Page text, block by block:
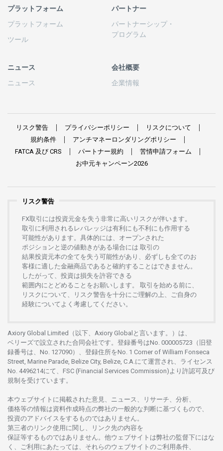
プラットフォーム
プラットフォーム
ツール
パートナー
パートナーシップ・
プログラム
ニュース
ニュース
会社概要
企業情報
リスク警告 プライバシーポリシー
リスクについて
規約条件
アンチマネーロンダリングポリシー
FATCA 及び CRS パートナー規約 苦情申請フォーム
お中元キャンペーン2026
リスク警告
FX取引には投資元金を失う 非常に高い リスクが伴います。
取引に利用さ れる レバレッジは有利にも不利にも作用する
可能性があります。 具体的には、 オープンさ れた
ポジションと 逆の値動きがある場合には 取引の
結果投資元本の全てを失う 可能性があり、 必ずしも全てのお
客様に適した金融商品であると 確約することはできません。
したがって、 投資は損失を許容できる
範囲内にとどめることをお願いします。 取引を始める前に、
リスクについて、
リスク警告を十分にご理解の上、 ご自身の
経験についてよく 考慮してください。
Axiory Global Limited（以下、Axiory Globalと言います。）は、
ベリーズで設立さ れた合同会社です。 登録番号はNo. 000005723（旧登
録番号は、No. 127090）、 登録住所をNo. 1 Corner of William Fonseca
Street, Marine Parade, Belize City, Belize, C.A.にて運営さ れ、 ライセンス
No. 4496214にて、FSC (Financial Services Commission)より 許認可及び
規制を受けています。
本ウェブサイトに掲載さ れた意見、ニュース、リサーチ、分析、
価格等の情報は資料作成時点の弊社の一般的な判断に基づくもので、
投資のアドバイスをするものではありません。
第三者の リンク使用に関し、 リンク先の内容を
保証等するものではありません。 他ウェブサイトは弊社の監督下にはな
く、 ご利用にあたっては、 それらのウェブサイトのご利用条件、